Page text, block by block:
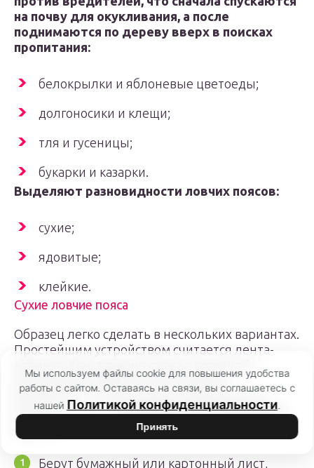
на почву для окукливания, а после
поднимаются по дереву вверх в поисках
пропитания:
белокрылки и яблоневые цветоеды;
долгоносики и клещи;
тля и гусеницы;
букарки и казарки.
Выделяют разновидности ловчих поясов:
сухие;
ядовитые;
клейкие.
Сухие ловчие пояса
Образец легко сделать в нескольких вариантах.
Простейшим устройством считается лента-
обладающей эффектом втягивания.
Вредители, что заползают в отверстие, не
вылезут оттуда.Самоделку изготавливают
Берут бумажный или картонный лист,
Мы используем файлы cookie для повышения удобства
работы с сайтом. Оставаясь на связи, вы соглашаетесь с
нашей Политикой конфиденциальности.
Принять